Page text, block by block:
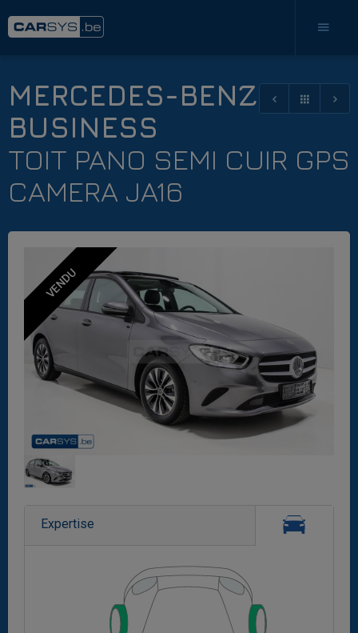
MERCEDES-BENZ B 160
BUSINESS
TOIT PANO SEMI CUIR GPS
CAMERA JA16
VENDU
Expertise